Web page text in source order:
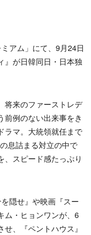
アム」にて、9月24日
』が日韓同日・日本独
将来のファーストレデ
前例のない出来事をき
ラマ。大統領就任まで
息詰まる対立の中で
スピード感たっぷり
隠せ』や映画『スー
ム・ヒョンワンが、6
、『ペントハウス』